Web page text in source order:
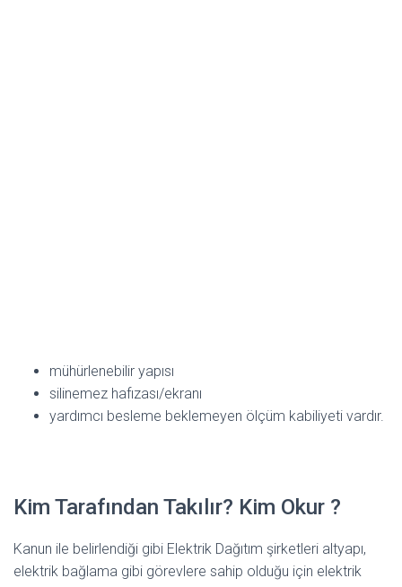
mühürlenebilir yapısı
silinemez hafızası/ekranı
yardımcı besleme beklemeyen ölçüm kabiliyeti vardır.
Kim Tarafından Takılır? Kim Okur ?
Kanun ile belirlendiği gibi Elektrik Dağıtım şirketleri altyapı,
elektrik bağlama gibi görevlere sahip olduğu için elektrik